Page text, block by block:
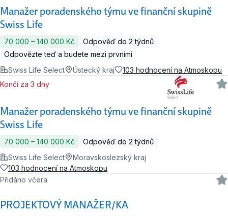
Manažer poradenského týmu ve finanční skupině
Swiss Life
70 000 ‍–‍ 140 000 Kč
Odpověď do 2 týdnů
Odpovězte teď a budete mezi prvními
Swiss Life Select
Ústecký kraj 103 hodnocení na Atmoskopu
Manažer poradenského týmu ve finanční skupině
Swiss Life
Končí za 3 dny
70 000 ‍–‍ 140 000 Kč
Odpověď do 2 týdnů
Swiss Life Select
Moravskoslezský kraj
103 hodnocení na Atmoskopu
PROJEKTOVÝ MANAŽER/KA
Přidáno včera